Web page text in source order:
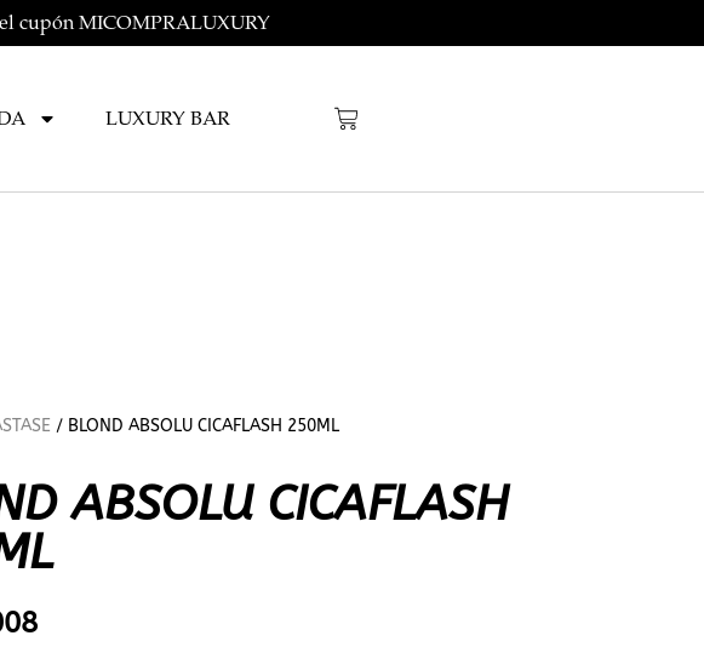
cupón MICOMPRALUXURY
LUXURY BAR
/ BLOND ABSOLU CICAFLASH 250ML
ABSOLU CICAFLASH